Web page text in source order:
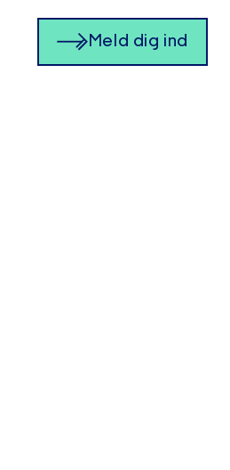
Meld dig ind